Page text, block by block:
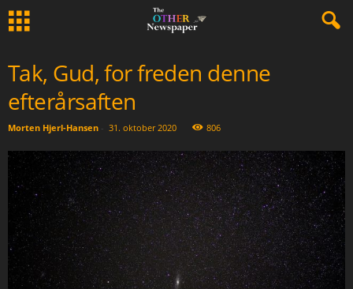
Tak, Gud, for freden denne
efterårsaften
Morten Hjerl-Hansen - 31. oktober 2020 806